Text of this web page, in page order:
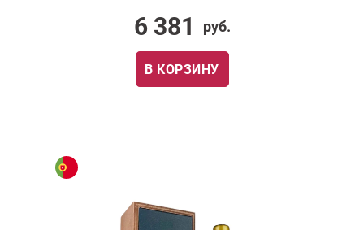
6 381 руб.
В КОРЗИНУ